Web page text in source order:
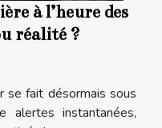
à l’heure des
réalité ?
se fait désormais sous
alertes instantanées,